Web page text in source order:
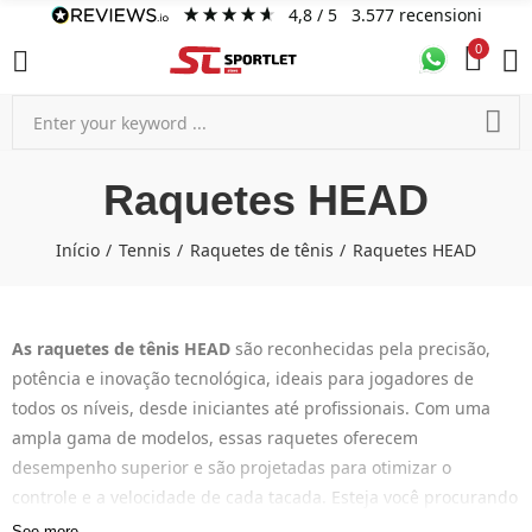
4,8/ 5 3.577 recensioni
0
Raquetes HEAD
Início Tennis Raquetes de tênis Raquetes HEAD
As raquetes de tênis HEAD são reconhecidas pela precisão,
potência e inovação tecnológica, ideais para jogadores de
todos os níveis, desde iniciantes até profissionais. Com uma
ampla gama de modelos, essas raquetes oferecem
desempenho superior e são projetadas para otimizar o
controle e a velocidade de cada tacada. Esteja você procurando
mais potência ou precisão, a HEAD tem a raquete certa para